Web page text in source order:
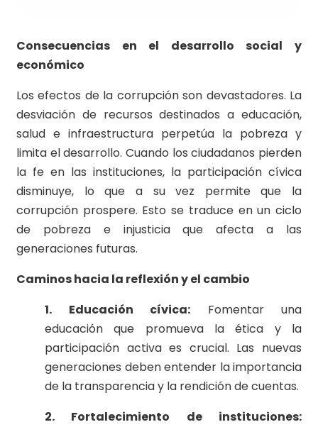
Consecuencias en el desarrollo social y
económico
Los efectos de la corrupción son devastadores. La
desviación de recursos destinados a educación,
salud e infraestructura perpetúa la pobreza y
limita el desarrollo. Cuando los ciudadanos pierden
la fe en las instituciones, la participación cívica
disminuye, lo que a su vez permite que la
corrupción prospere. Esto se traduce en un ciclo
de pobreza e injusticia que afecta a las
generaciones futuras.
Caminos hacia la reflexión y el cambio
1. Educación cívica: Fomentar una
educación que promueva la ética y la
participación activa es crucial. Las nuevas
generaciones deben entender la importancia
de la transparencia y la rendición de cuentas.
2. Fortalecimiento de instituciones: